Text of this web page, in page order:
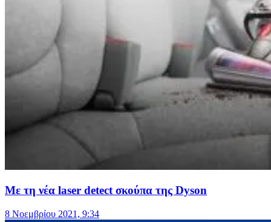
Με τη νέα laser detect σκούπα της Dyson
8 Νοεμβρίου 2021, 9:34